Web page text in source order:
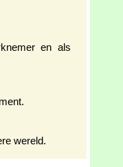
en als
wereld.